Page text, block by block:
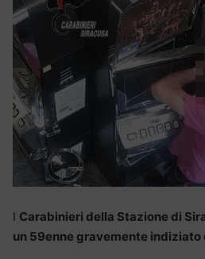
I Carabinieri della Stazione di
un 59enne gravemente indiziato